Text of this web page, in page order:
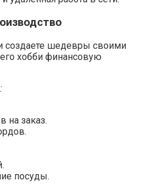
создаете шедевры своими
хобби финансовую
на заказ.
посуды.